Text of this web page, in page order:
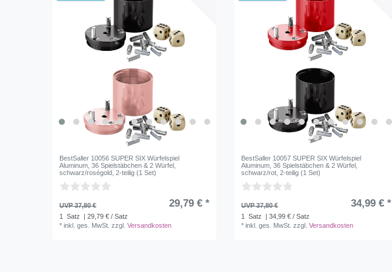
BestSaller 10056 SUPER SIX Würfelspiel
Aluminum, 36 Spielstäbchen & 2 Würfel,
schwarz/roségold, 2-teilig (1 Set)
UVP 37,80 € 29,79 € *
1 Satz
| 29,79 € / Satz
*inkl. ges. MwSt. zzgl.Versandkosten
BestSaller 10057 SUPER SIX Würfelspiel
Aluminum, 36 Spielstäbchen & 2 Würfel,
schwarz/rot, 2-teilig (1 Set)
UVP 37,80 € 34,99 € *
1 Satz
| 34,99 € / Satz
*inkl. ges. MwSt. zzgl.Versandkosten